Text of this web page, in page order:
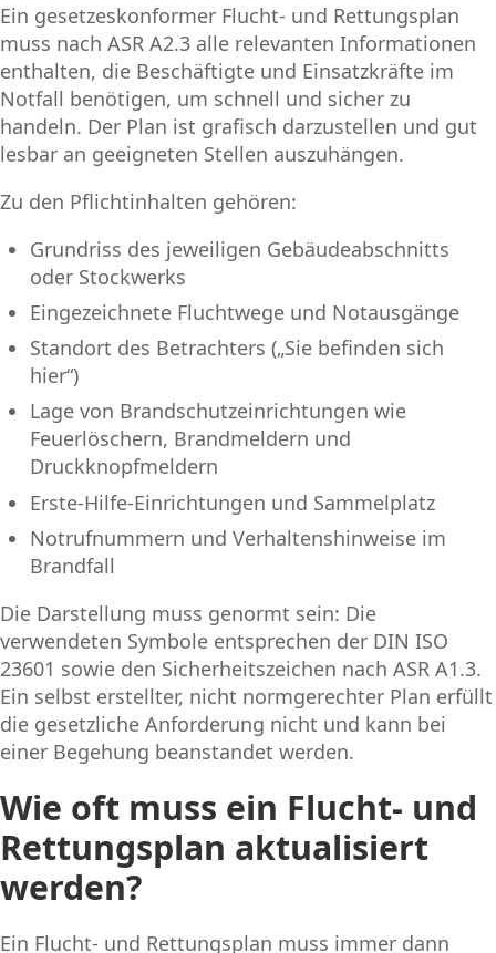
Ein gesetzeskonformer Flucht- und Rettungsplan
muss nach ASR A2.3 alle relevanten Informationen
enthalten, die Beschäftigte und Einsatzkräfte im
Notfall benötigen, um schnell und sicher zu
handeln. Der Plan ist grafisch darzustellen und gut
lesbar an geeigneten Stellen auszuhängen.
Zu den Pflichtinhalten gehören:
Grundriss des jeweiligen Gebäudeabschnitts
oder Stockwerks
Eingezeichnete Fluchtwege und Notausgänge
Standort des Betrachters („Sie befinden sich
hier“)
Lage von Brandschutzeinrichtungen wie
Feuerlöschern, Brandmeldern und
Druckknopfmeldern
Erste-Hilfe-Einrichtungen und Sammelplatz
Notrufnummern und Verhaltenshinweise im
Brandfall
Die Darstellung muss genormt sein: Die
verwendeten Symbole entsprechen der DIN ISO
23601 sowie den Sicherheitszeichen nach ASR A1.3.
Ein selbst erstellter, nicht normgerechter Plan erfüllt
die gesetzliche Anforderung nicht und kann bei
einer Begehung beanstandet werden.
Wie oft muss ein Flucht- und
Rettungsplan aktualisiert
werden?
Ein Flucht- und Rettungsplan muss immer dann